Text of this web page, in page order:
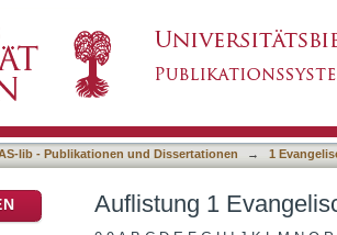
lib - Publikationen und Dissertationen → 1
Auflistung 1